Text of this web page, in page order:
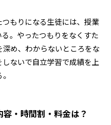
もりになる生徒には、授業
。やったつもりをなくすた
め、わからないところをな
ないで自立学習で成績を上
・時間割・料金は？